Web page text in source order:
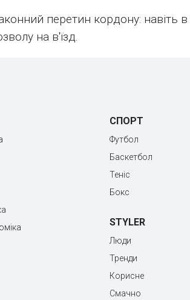
перетин кордону: навіть в
на в'їзд.
СПОРТ
Футбол
Баскетбол
Теніс
Бокс
STYLER
Люди
Тренди
Корисне
Смачно